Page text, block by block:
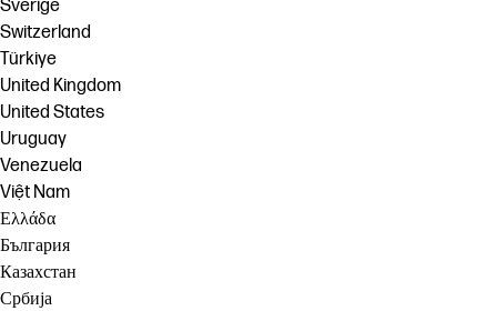
Sverige
Switzerland
Türkiye
United Kingdom
United States
Uruguay
Venezuela
Việt Nam
Ελλάδα
България
Казахстан
Србија